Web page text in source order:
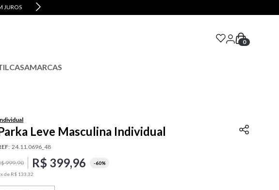
JUROS
0
CASAMARCAS
Leve Masculina Individual
: 24.11.0696_48
999,90 R$ 399,96 -60%
x de R$ 133 32